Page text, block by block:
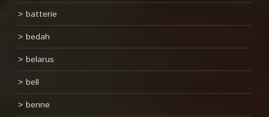
batterie
bedah
belarus
bell
benne